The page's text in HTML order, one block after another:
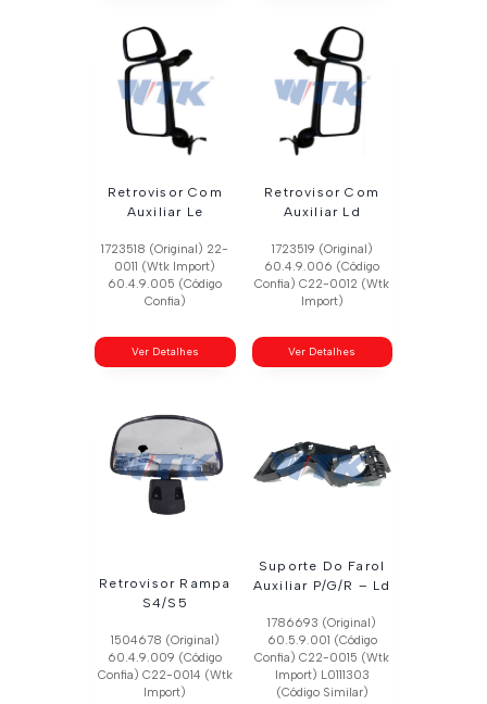
Retrovisor Com
Auxiliar Le
1723518 (Original) 22-
0011 (Wtk Import)
60.4.9.005 (Código
Confia)
Ver Detalhes
Retrovisor Com
Auxiliar Ld
1723519 (Original)
60.4.9.006 (Código
Confia) C22-0012 (Wtk
Import)
Ver Detalhes
Retrovisor Rampa
S4/S5
1504678 (Original)
60.4.9.009 (Código
Confia) C22-0014 (Wtk
Import)
Suporte Do Farol
Auxiliar P/G/R – Ld
1786693 (Original)
60.5.9.001 (Código
Confia) C22-0015 (Wtk
Import) L0111303
(Código Similar)